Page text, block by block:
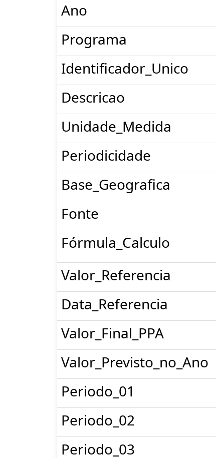
Ano
Programa
Identificador_Unico
Descricao
Unidade_Medida
Periodicidade
Base_Geografica
Fonte
Fórmula_Calculo
Valor_Referencia
Data_Referencia
Valor_Final_PPA
Valor_Previsto_no_Ano
Periodo_01
Periodo_02
Periodo_03